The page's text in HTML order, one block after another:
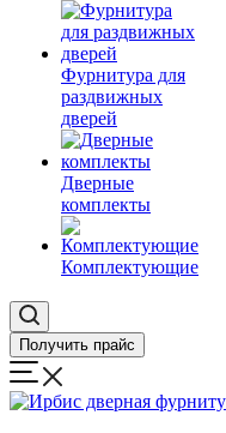
Фурнитура для
раздвижных
дверей
Дверные
комплекты
Комплектующие
Получить прайс